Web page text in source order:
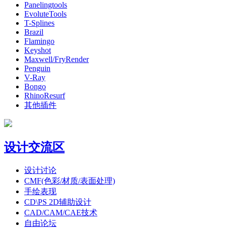
Panelingtools
EvoluteTools
T-Splines
Brazil
Flamingo
Keyshot
Maxwell/FryRender
Penguin
V-Ray
Bongo
RhinoResurf
其他插件
设计交流区
设计讨论
CMF(色彩/材质/表面处理)
手绘表现
CD\PS 2D辅助设计
CAD/CAM/CAE技术
自由论坛